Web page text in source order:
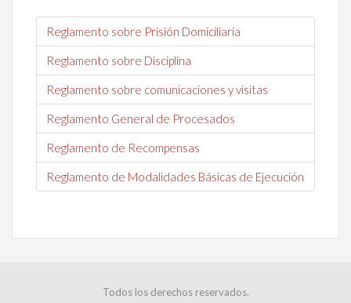
Reglamento sobre Prisión Domiciliaria
Reglamento sobre Disciplina
Reglamento sobre comunicaciones y visitas
Reglamento General de Procesados
Reglamento de Recompensas
Reglamento de Modalidades Básicas de Ejecución
Todos los derechos reservados.